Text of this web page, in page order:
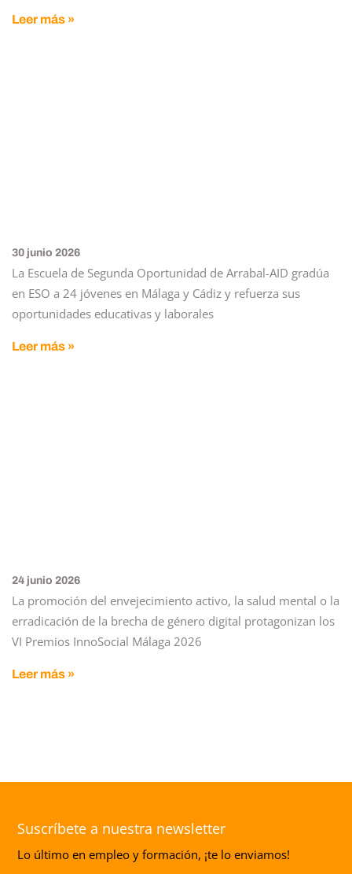
Leer más »
30 junio 2026
La Escuela de Segunda Oportunidad de Arrabal-AID gradúa
en ESO a 24 jóvenes en Málaga y Cádiz y refuerza sus
oportunidades educativas y laborales
Leer más »
24 junio 2026
La promoción del envejecimiento activo, la salud mental o la
erradicación de la brecha de género digital protagonizan los
VI Premios InnoSocial Málaga 2026
Leer más »
Suscríbete a nuestra newsletter
Lo último en empleo y formación, ¡te lo enviamos!